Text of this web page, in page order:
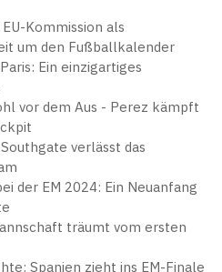
Kommission als
um den Fußballkalender
Ein einzigartiges
vor dem Aus - Perez kämpft
verlässt das
der EM 2024: Ein Neuanfang
träumt vom ersten
Spanien zieht ins EM-Finale